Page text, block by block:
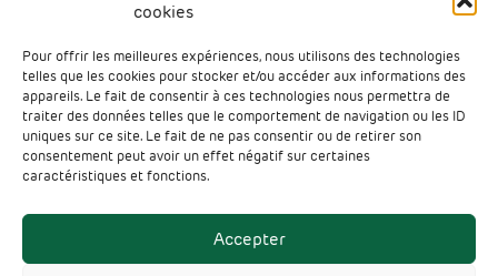
cookies
Pour offrir les meilleures expériences, nous utilisons des technologies
telles que les cookies pour stocker et/ou accéder aux informations des
appareils. Le fait de consentir à ces technologies nous permettra de
traiter des données telles que le comportement de navigation ou les ID
uniques sur ce site. Le fait de ne pas consentir ou de retirer son
consentement peut avoir un effet négatif sur certaines
caractéristiques et fonctions.
Accepter
S'inscrire
Visiter